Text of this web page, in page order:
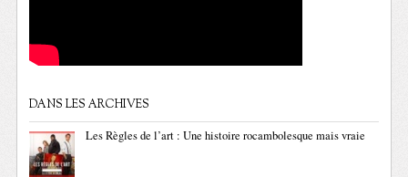
DANS LES ARCHIVES
Les Règles de l’art : Une histoire rocambolesque mais vraie